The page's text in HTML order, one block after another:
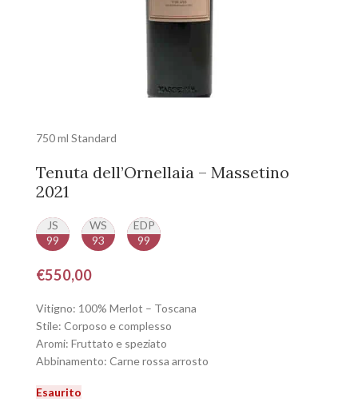
750 ml Standard
Tenuta dell’Ornellaia – Massetino
2021
JS
99
WS
93
EDP
99
€550,00
Vitigno: 100% Merlot – Toscana
Stile: Corposo e complesso
Aromi: Fruttato e speziato
Abbinamento: Carne rossa arrosto
Esaurito